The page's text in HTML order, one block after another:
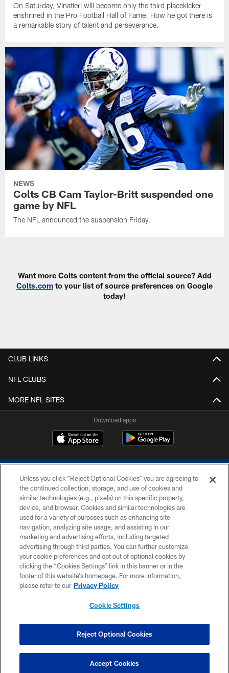
On Saturday, Vinatieri will become only the third placekicker
enshrined in the Pro Football Hall of Fame. How he got there is
a remarkable story of talent and perseverance.
NEWS
Colts CB Cam Taylor-Britt suspended one
game by NFL
The NFL announced the suspension Friday.
Want more Colts content from the official source? Add
Colts.com to your list of source preferences on Google
today!
CLUB LINKS
NFL CLUBS
MORE NFL SITES
Download apps
COPYRIGHT © 2026 COLTS, INC.
PRIVACY POLICY
ACCESSIBILITY
CONTACT US
SITE MAP
COOKIE SETTINGS
Unless you click “Reject Optional Cookies” you are agreeing to
the continued collection, storage, and use of cookies and
similar technologies (e.g., pixels) on this specific property,
device, and browser. Cookies and similar technologies are
used for a variety of purposes such as enhancing site
navigation, analyzing site usage, and assisting in our
marketing and advertising efforts, including targeted
advertising through third parties. You can further customize
your cookie preferences and opt out of optional cookies by
clicking the “Cookies Settings” link in this banner or in the
footer of this website’s homepage. For more information,
please refer to our Privacy Policy
Cookie Settings
Reject Optional Cookies
Accept Cookies